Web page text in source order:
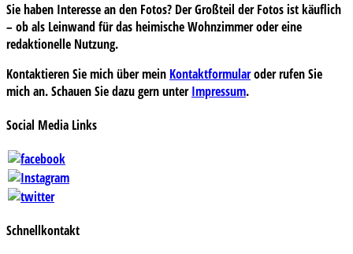
Sie haben Interesse an den Fotos? Der Großteil der Fotos ist käuflich
– ob als Leinwand für das heimische Wohnzimmer oder eine
redaktionelle Nutzung.
Kontaktieren Sie mich über mein Kontaktformularoder rufen Sie
mich an. Schauen Sie dazu gern unterImpressum.
Social Media Links
Schnellkontakt